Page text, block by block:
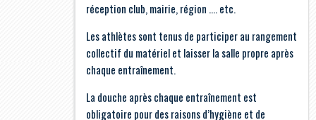
réception club, mairie, région …. etc.
Les athlètes sont tenus de participer au rangement
collectif du matériel et laisser la salle propre après
chaque entraînement.
La douche après chaque entraînement est
obligatoire pour des raisons d’hygiène et de